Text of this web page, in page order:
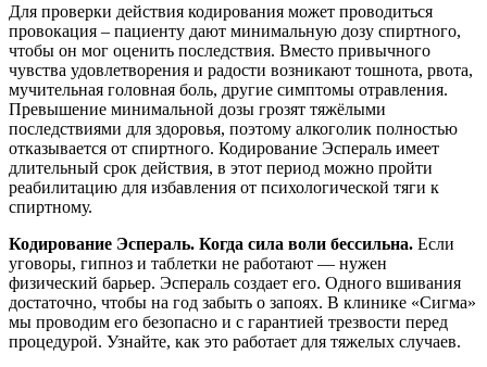
Для проверки действия кодирования может проводиться
провокация – пациенту дают минимальную дозу спиртного,
чтобы он мог оценить последствия. Вместо привычного
чувства удовлетворения и радости возникают тошнота, рвота,
мучительная головная боль, другие симптомы отравления.
Превышение минимальной дозы грозят тяжёлыми
последствиями для здоровья, поэтому алкоголик полностью
отказывается от спиртного. Кодирование Эспераль имеет
длительный срок действия, в этот период можно пройти
реабилитацию для избавления от психологической тяги к
спиртному.
Кодирование Эспераль. Когда сила воли бессильна. Если
уговоры, гипноз и таблетки не работают — нужен
физический барьер. Эспераль создает его. Одного вшивания
достаточно, чтобы на год забыть о запоях. В клинике «Сигма»
мы проводим его безопасно и с гарантией трезвости перед
процедурой. Узнайте, как это работает для тяжелых случаев.